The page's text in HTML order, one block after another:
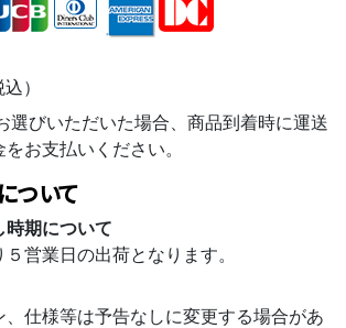
）
選びいただいた場合、商品到着時に運送
お支払いください。
ついて
時期について
営業日の出荷となります。
、仕様等は予告なしに変更する場合があ